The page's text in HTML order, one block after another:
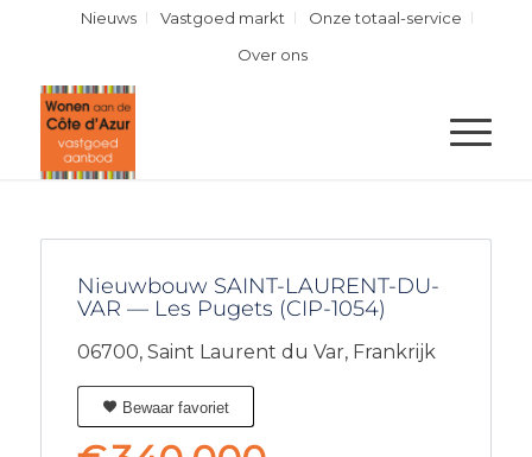
Nieuws Vastgoed markt
Onze totaal-service
Over ons
Nieuwbouw SAINT-LAURENT-DU-
VAR — Les Pugets (CIP-1054)
06700, Saint Laurent du Var, Frankrijk
Bewaar favoriet